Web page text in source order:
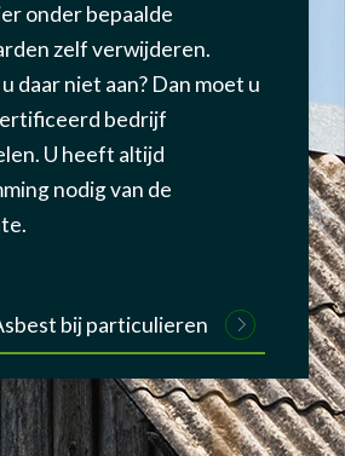
onder bepaalde
zelf verwijderen.
daar niet aan? Dan moet u
bedrijf
U heeft altijd
nodig van de
bij particulieren